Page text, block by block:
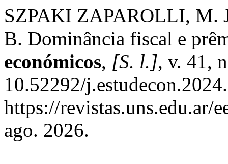
SZPAKI ZAPAROLLI, M.
B. Dominância fiscal e
económicos, [S. l.], v. 41,
10.52292/
https://revistas.uns.edu.ar/
ago. 2026.